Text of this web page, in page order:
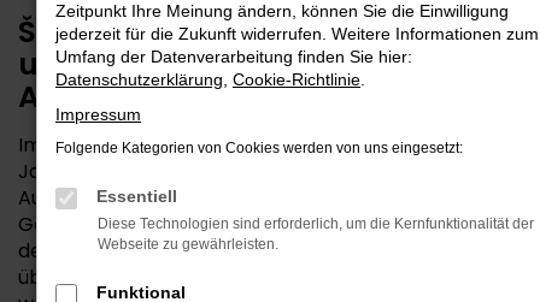
Škoda Jahreswagen – eine
unserer Empfehlungen für Bad
Aibling
Im Sortiment der Gebrauchtwagen nehmen Škoda
Jahreswagen eine Sonderstellung ein. Wir von der
AutoPark GmbH können diese Fahrzeuge guten
Gewissens für Ihre Mobilität in Bad Aibling empfehlen,
denn hier trifft herausragende Qualität auf einen
überaus attraktiven Preis. Der Name besagt bereits,
Zeitpunkt Ihre Meinung ändern, können Sie die Einwilligung
jederzeit für die Zukunft widerrufen. Weitere Informationen zum
Umfang der Datenverarbeitung finden Sie hier:
Datenschutzerklärung Cookie-Richtlinie
Impressum
Folgende Kategorien von Cookies werden von uns eingesetzt:
Essentiell
Diese Technologien sind erforderlich, um die Kernfunktionalität der
Webseite zu gewährleisten.
Funktional